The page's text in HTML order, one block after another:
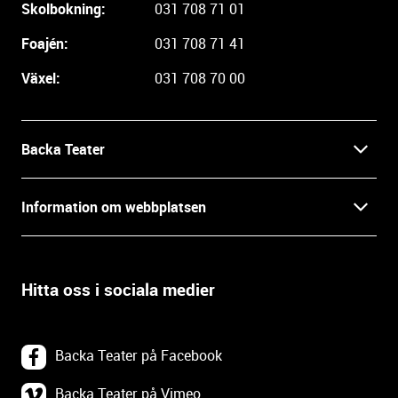
Skolbokning:
031 708 71 01
Foajén:
031 708 71 41
Växel:
031 708 70 00
Backa Teater
Press
Prao, praktik och lediga tjänster
Göteborgs Stadsteater
Information om webbplatsen
Tillgänglighetsdatabasen
Om webbplatsen
Hitta oss i sociala medier
Backa Teater på Facebook
Backa Teater på Vimeo